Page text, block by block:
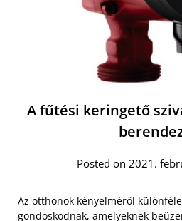
A fűtési keringető
Posted on 2021.
Az otthonok kényelméről
gondoskodnak, amelyeknek